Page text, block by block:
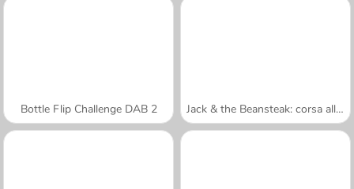
Bottle Flip Challenge DAB 2 Jack & the Beansteak: corsa all'oro